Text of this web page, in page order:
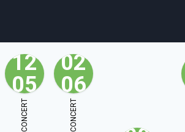
agenda personnes projets
12
05
CONCERT
02
06
CONCERT